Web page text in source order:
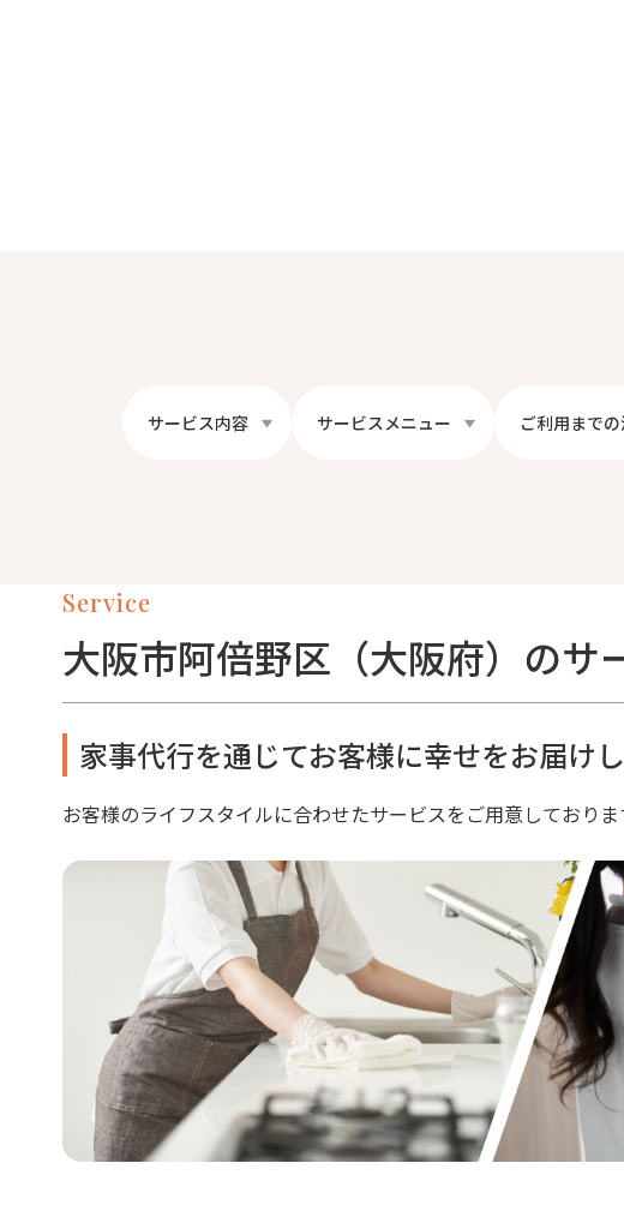
サービス内容 サービスメニュー ご利用まで
Service
大阪市阿倍野区（大阪府）のサ
家事代行を通じてお客様に幸せをお届けし
お客様のライフスタイルに合わせたサービスをご用意しておりま